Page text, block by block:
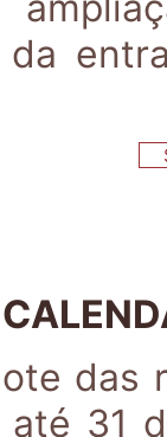
da
das
até 31